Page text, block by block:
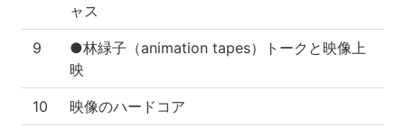
ャス
9
●林緑子（animation tapes）トークと映像上
映
10 映像のハードコア